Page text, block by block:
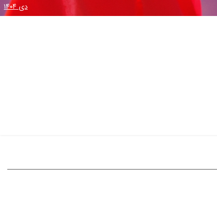
دی ۱۴۰۴